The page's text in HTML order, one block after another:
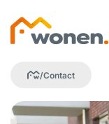
/Contact